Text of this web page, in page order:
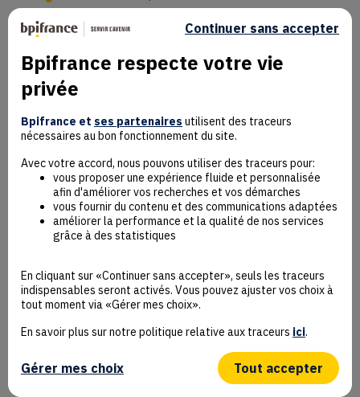
Mentions Légales
Données personnelles
Contact
Mentions Légales
CGU
Protection des données
Gestion des cookies
Bpifrance respecte votre vie
privée
Bpifrance et ses partenaires utilisent des traceurs
nécessaires au bon fonctionnement du site.
Avec votre accord, nous pouvons utiliser des traceurs pour:
vous proposer une expérience fluide et personnalisée
afin d'améliorer vos recherches et vos démarches
vous fournir du contenu et des communications adaptées
améliorer la performance et la qualité de nos services
grâce à des statistiques
En cliquant sur «Continuer sans accepter», seuls les traceurs
indispensables seront activés. Vous pouvez ajuster vos choix à
tout moment via «Gérer mes choix».
En savoir plus sur notre politique relative aux traceurs ici.
Gérer mes choix
Continuer sans accepter
Tout accepter